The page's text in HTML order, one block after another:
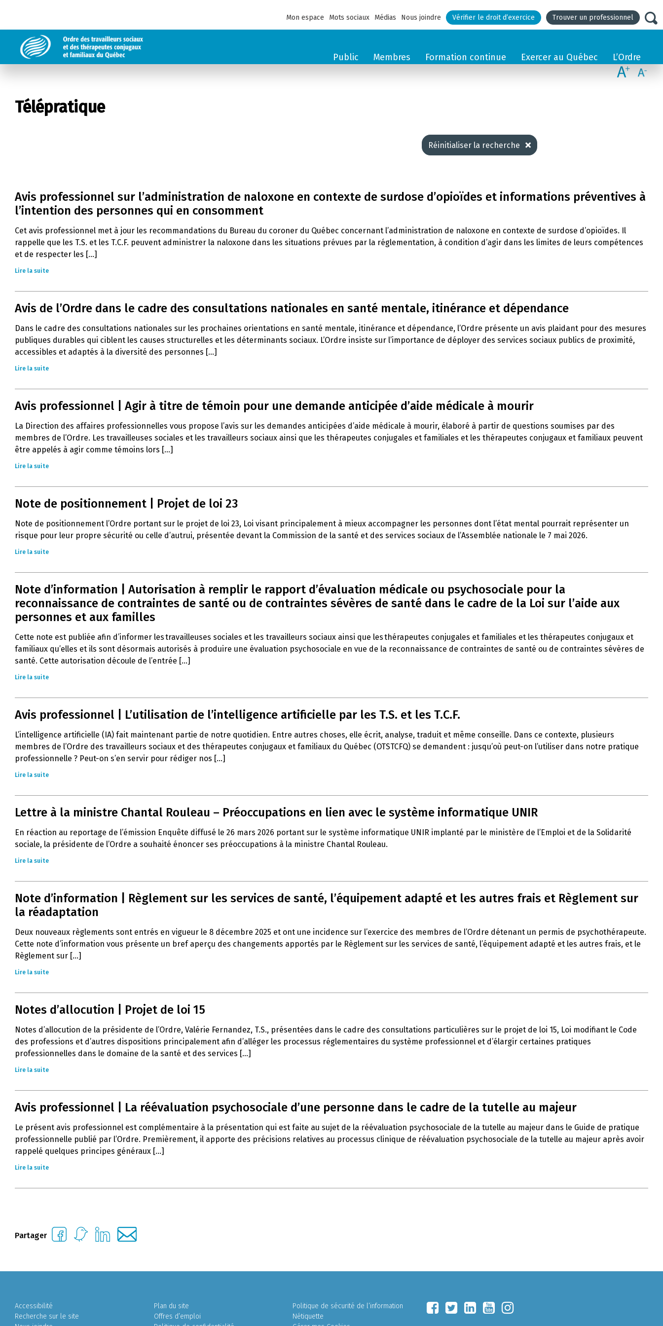
Mon espace Mots sociaux Médias Nous joindre Vérifier le droit d’exercice Trouver un professionnel
Public Membres Formation continue Exercer au Québec L’Ordre
Télépratique
Réinitialiser la recherche
Avis professionnel sur l’administration de naloxone en contexte de surdose d’opioïdes et informations préventives à
l’intention des personnes qui en consomment
Cet avis professionnel met à jour les recommandations du Bureau du coroner du Québec concernant l’administration de naloxone en contexte de surdose d’opioïdes. Il
rappelle que les T.S. et les T.C.F. peuvent administrer la naloxone dans les situations prévues par la réglementation, à condition d’agir dans les limites de leurs compétences
et de respecter les [...]
Lire la suite
Avis de l’Ordre dans le cadre des consultations nationales en santé mentale, itinérance et dépendance
Dans le cadre des consultations nationales sur les prochaines orientations en santé mentale, itinérance et dépendance, l’Ordre présente un avis plaidant pour des mesures
publiques durables qui ciblent les causes structurelles et les déterminants sociaux. L’Ordre insiste sur l’importance de déployer des services sociaux publics de proximité,
accessibles et adaptés à la diversité des personnes [...]
Lire la suite
Avis professionnel | Agir à titre de témoin pour une demande anticipée d’aide médicale à mourir
La Direction des affaires professionnelles vous propose l’avis sur les demandes anticipées d’aide médicale à mourir, élaboré à partir de questions soumises par des
membres de l’Ordre. Les travailleuses sociales et les travailleurs sociaux ainsi que les thérapeutes conjugales et familiales et les thérapeutes conjugaux et familiaux peuvent
être appelés à agir comme témoins lors [...]
Lire la suite
Note de positionnement | Projet de loi 23
Note de positionnement l’Ordre portant sur le projet de loi 23, Loi visant principalement à mieux accompagner les personnes dont l’état mental pourrait représenter un
risque pour leur propre sécurité ou celle d’autrui, présentée devant la Commission de la santé et des services sociaux de l’Assemblée nationale le 7 mai 2026.
Lire la suite
Note d’information | Autorisation à remplir le rapport d’évaluation médicale ou psychosociale pour la
reconnaissance de contraintes de santé ou de contraintes sévères de santé dans le cadre de la Loi sur l’aide aux
personnes et aux familles
Cette note est publiée afin d’informer les travailleuses sociales et les travailleurs sociaux ainsi que les thérapeutes conjugales et familiales et les thérapeutes conjugaux et
familiaux qu’elles et ils sont désormais autorisés à produire une évaluation psychosociale en vue de la reconnaissance de contraintes de santé ou de contraintes sévères de
santé. Cette autorisation découle de l’entrée [...]
Lire la suite
Avis professionnel | L’utilisation de l’intelligence artificielle par les T.S. et les T.C.F.
L’intelligence artificielle (IA) fait maintenant partie de notre quotidien. Entre autres choses, elle écrit, analyse, traduit et même conseille. Dans ce contexte, plusieurs
membres de l’Ordre des travailleurs sociaux et des thérapeutes conjugaux et familiaux du Québec (OTSTCFQ) se demandent : jusqu’où peut-on l’utiliser dans notre pratique
professionnelle ? Peut-on s’en servir pour rédiger nos [...]
Lire la suite
Lettre à la ministre Chantal Rouleau – Préoccupations en lien avec le système informatique UNIR
En réaction au reportage de l’émission Enquête diffusé le 26 mars 2026 portant sur le système informatique UNIR implanté par le ministère de l’Emploi et de la Solidarité
sociale, la présidente de l’Ordre a souhaité énoncer ses préoccupations à la ministre Chantal Rouleau.
Lire la suite
Note d’information | Règlement sur les services de santé, l’équipement adapté et les autres frais et Règlement sur
la réadaptation
Deux nouveaux règlements sont entrés en vigueur le 8 décembre 2025 et ont une incidence sur l’exercice des membres de l’Ordre détenant un permis de psychothérapeute.
Cette note d’information vous présente un bref aperçu des changements apportés par le Règlement sur les services de santé, l’équipement adapté et les autres frais, et le
Règlement sur [...]
Lire la suite
Notes d’allocution | Projet de loi 15
Notes d’allocution de la présidente de l’Ordre, Valérie Fernandez, T.S., présentées dans le cadre des consultations particulières sur le projet de loi 15, Loi modifiant le Code
des professions et d’autres dispositions principalement afin d’alléger les processus réglementaires du système professionnel et d’élargir certaines pratiques
professionnelles dans le domaine de la santé et des services [...]
Lire la suite
Avis professionnel | La réévaluation psychosociale d’une personne dans le cadre de la tutelle au majeur
Le présent avis professionnel est complémentaire à la présentation qui est faite au sujet de la réévaluation psychosociale de la tutelle au majeur dans le Guide de pratique
professionnelle publié par l’Ordre. Premièrement, il apporte des précisions relatives au processus clinique de réévaluation psychosociale de la tutelle au majeur après avoir
rappelé quelques principes généraux [...]
Lire la suite
Partager
Accessibilité
Recherche sur le site
Plan du site
Offres d’emploi
Politique de sécurité de l’information
Nétiquette